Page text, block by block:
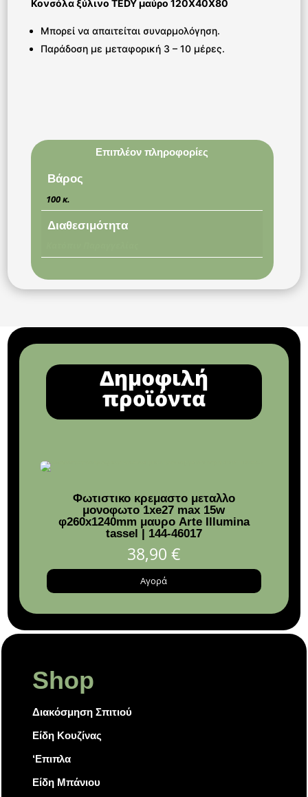
Κονσόλα ξύλινο TEDY μαύρο 120Χ40Χ80
Μπορεί να απαιτείται συναρμολόγηση.
Παράδοση με μεταφορική 3 – 10 μέρες.
Επιπλέον πληροφορίες
Βάρος
100 κ.
Διαθεσιμότητα
Δημοφιλή
προϊόντα
Φωτιστικο κρεμαστο μεταλλο
μονοφωτο 1xe27 max 15w
φ260x1240mm μαυρο Arte Illumina
tassel | 144-46017
38,90 €
Αγορά
Shop
Διακόσμηση Σπιτιού
Είδη Κουζίνας
‘Επιπλα
Είδη Μπάνιου